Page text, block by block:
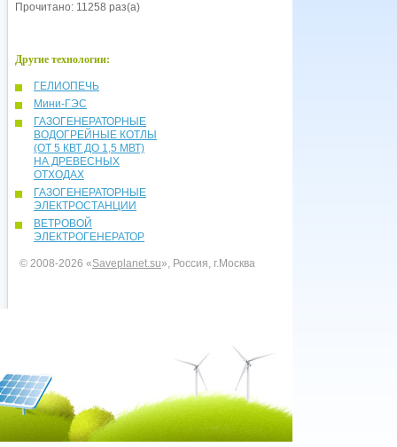
Прочитано: 11258 раз(а)
Другие технологии:
ГЕЛИОПЕЧЬ
Мини-ГЭС
ГАЗОГЕНЕРАТОРНЫЕ
ВОДОГРЕЙНЫЕ КОТЛЫ
(ОТ 5 КВТ ДО 1,5 МВТ)
НА ДРЕВЕСНЫХ
ОТХОДАХ
ГАЗОГЕНЕРАТОРНЫЕ
ЭЛЕКТРОСТАНЦИИ
ВЕТРОВОЙ
ЭЛЕКТРОГЕНЕРАТОР
© 2008-2026 «Saveplanet.su», Россия, г.Москва